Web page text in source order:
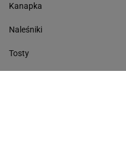
Kanapka
Naleśniki
Tosty